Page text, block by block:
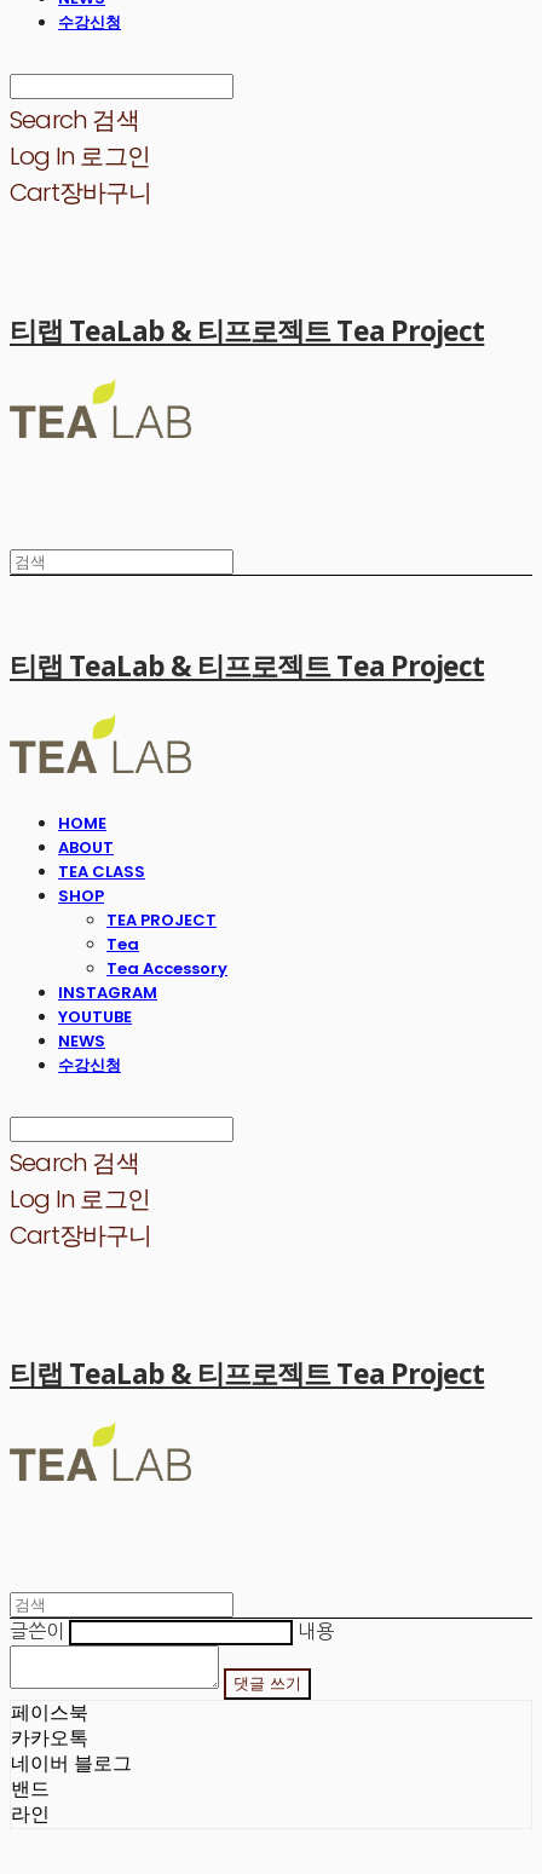
수강신청
Search검색
Log In로그인
Cart장바구니
티랩 TeaLab & 티프로젝트 Tea Project
티랩 TeaLab & 티프로젝트 Tea Project
HOME
ABOUT
TEA CLASS
SHOP
TEA PROJECT
Tea
Tea Accessory
INSTAGRAM
YOUTUBE
NEWS
수강신청
Search검색
Log In로그인
Cart장바구니
티랩 TeaLab & 티프로젝트 Tea Project
글쓴이 내용
댓글 쓰기
페이스북
카카오톡
네이버 블로그
밴드
라인